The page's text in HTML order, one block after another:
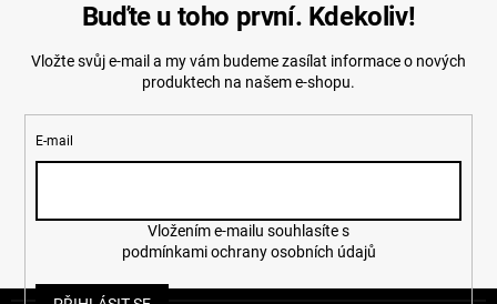
í
p
v
k
p
u
Buďte u toho první. Kdekoliv!
Vložte svůj e-mail a my vám budeme zasílat informace o nových
produktech na našem e-shopu.
E-mail
podmínkami ochrany osobních údajů